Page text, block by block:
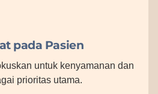
pada Pasien
untuk kenyamanan dan
prioritas utama.